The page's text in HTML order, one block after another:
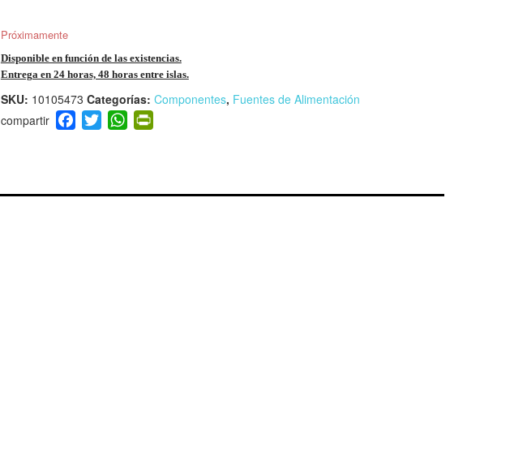
Próximamente
Disponible en función de las existencias.
Entrega en 24 horas, 48 horas entre islas.
SKU: 10105473 Categorías: Componentes, Fuentes de Alimentación
F
a
b
T
wi
W
h
A
Pr
in
e